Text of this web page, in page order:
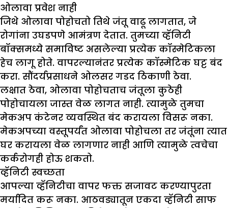
ओलावा प्रवेश नाही
जिथे ओलावा पोहोचतो तिथे जंतू वाढू लागतात, जे
रोगांना उघडपणे आमंत्रण देतात. तुमच्या व्हॅनिटी
बॉक्समध्ये समाविष्ट असलेल्या प्रत्येक कॉस्मेटिकला
हेच लागू होते. वापरल्यानंतर प्रत्येक कॉस्मेटिक घट्ट बंद
करा. सौंदर्यप्रसाधने ओलसर गडद ठिकाणी ठेवा.
लक्षात ठेवा, ओलावा पोहोचताच जंतूला कुठेही
पोहोचायला जास्त वेळ लागत नाही. त्यामुळे तुमचा
मेकअप कंटेनर व्यवस्थित बंद करायला विसरू नका.
मेकअपच्या वस्तूपर्यंत ओलावा पोहोचला तर जंतूंना त्यात
घर करायला वेळ लागणार नाही आणि त्यामुळे त्वचेचा
कर्करोगही होऊ शकतो.
व्हॅनिटी स्वच्छता
आपल्या व्हॅनिटीचा वापर फक्त सजावट करण्यापुरता
मर्यादित करू नका. आठवड्यातून एकदा व्हॅनिटी साफ